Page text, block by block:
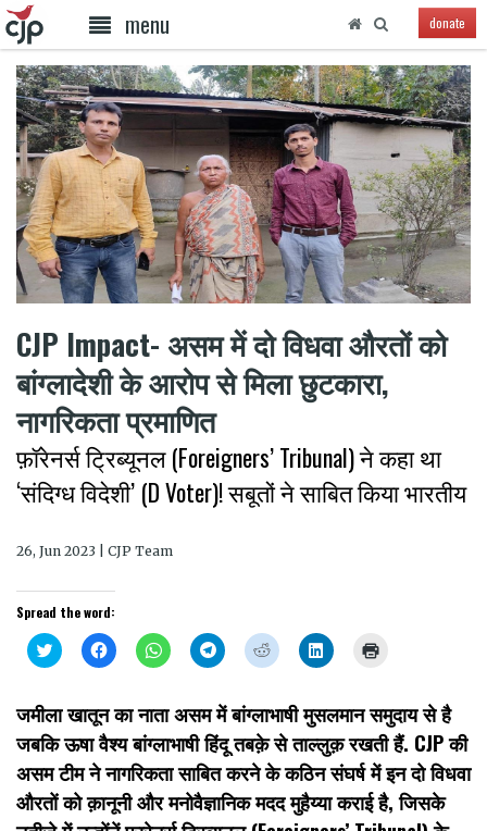
menu donate
CJP Impact- असम में दो विधवा औरतों को
बांग्लादेशी के आरोप से मिला छुटकारा,
नागरिकता प्रमाणित
फ़ॉरेनर्स ट्रिब्यूनल (Foreigners’ Tribunal) ने कहा था
‘संदिग्ध विदेशी’ (D Voter)! सबूतों ने साबित किया भारतीय
26, Jun 2023 | CJP Team
Spread the word:
Click
to
(Opens
new
window)
Click
to
(Opens
new
window)
Click
to
(Opens
new
window)
Click
to
Telegram
(Opens
in
new
window)
Click
to
Reddit
(Opens
in
new
window)
Click
to
(Opens
new
window)
new
window)
जमीला खातून का नाता असम में बांग्लाभाषी मुसलमान समुदाय से है
जबकि ऊषा वैश्य बांग्लाभाषी हिंदू तबक़े से ताल्लुक़ रखती हैं. CJP की
असम टीम ने नागरिकता साबित करने के कठिन संघर्ष में इन दो विधवा
औरतों को क़ानूनी और मनोवैज्ञानिक मदद मुहैय्या कराई है, जिसके